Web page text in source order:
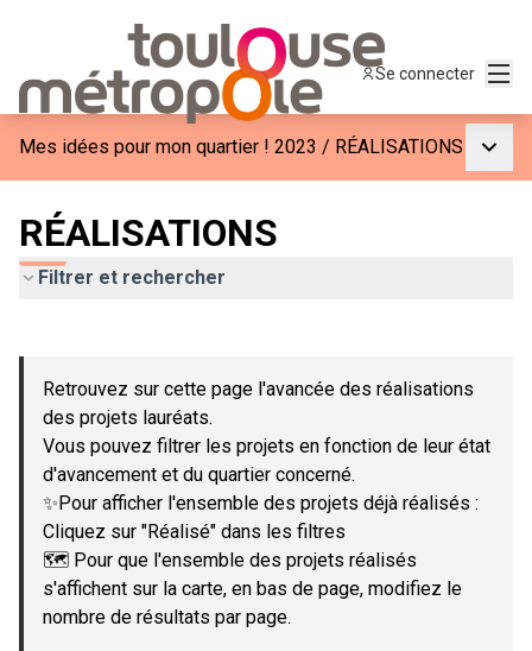
Se connecter
Mes idées pour mon quartier ! 2023 / RÉALISATIONS
RÉALISATIONS
Filtrer et rechercher
−
Retrouvez sur cette page l'avancée des réalisations
des projets lauréats.
Vous pouvez filtrer les projets en fonction de leur état
d'avancement et du quartier concerné.
✨Pour afficher l'ensemble des projets déjà réalisés :
Cliquez sur "Réalisé" dans les filtres
🗺️ Pour que l'ensemble des projets réalisés
s'affichent sur la carte, en bas de page, modifiez le
nombre de résultats par page.